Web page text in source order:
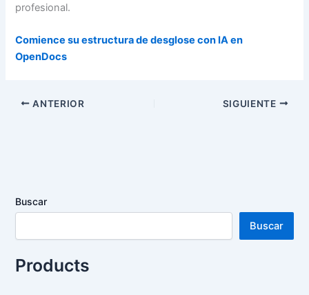
profesional.
Comience su estructura de desglose con IA en
OpenDocs
ANTERIOR SIGUIENTE
Buscar
Buscar
Products